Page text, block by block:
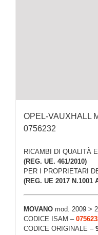
OPEL-VAUXHALL
0756232
RICAMBI DI QUALITÀ
(REG. UE. 461/2010)
PER I PROPRIETARI
(REG. UE 2017 N.1001
MOVANO mod. 2009 >
CODICE ISAM –
CODICE ORIGINALE –